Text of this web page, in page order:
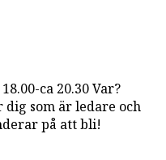
ca 20.30 Var?
dig som är ledare och
på att bli!